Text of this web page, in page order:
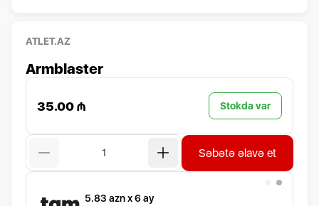
ATLET.AZ
Armblaster
35.00 ₼ Stokda var
Səbətə əlavə et
5.83 azn x 6 ay